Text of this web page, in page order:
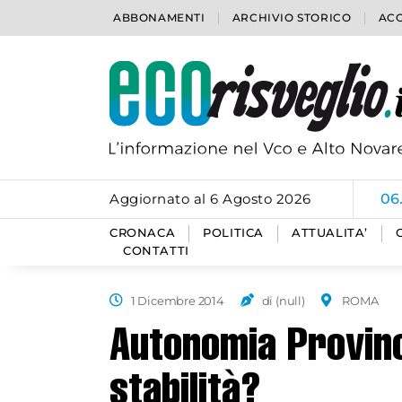
ABBONAMENTI ARCHIVIO STORICO
Aggiornato al 6 Agosto 2026
CRONACA POLITICA ATTUALITA’
CONTATTI
1 Dicembre 2014 di (null) ROMA
Autonomia